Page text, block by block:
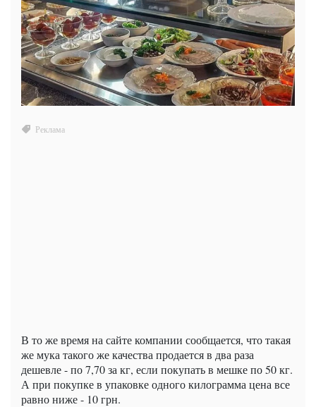
В то же время на сайте компании сообщается, что такая
же мука такого же качества продается в два раза
дешевле - по 7,70 за кг, если покупать в мешке по 50 кг.
А при покупке в упаковке одного килограмма цена все
равно ниже - 10 грн.